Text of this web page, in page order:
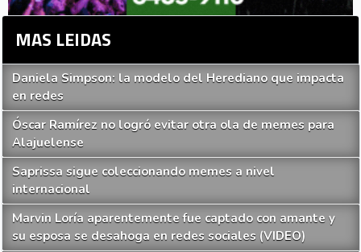
MAS LEIDAS
Daniela Simpson: la modelo del Herediano que impacta
en redes
Óscar Ramírez no logró evitar otra ola de memes para
Alajuelense
Saprissa sigue coleccionando memes a nivel
internacional
Marvin Loría aparentemente fue captado con amante y
su esposa se desahoga en redes sociales (VIDEO)